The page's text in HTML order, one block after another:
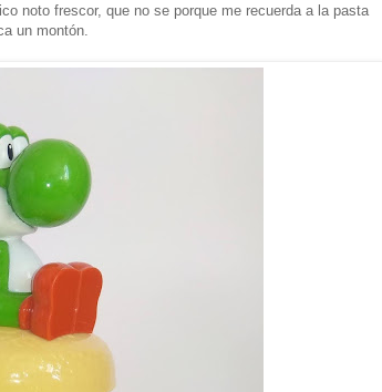
noto frescor, que no se porque me recuerda a la pasta
un montón.